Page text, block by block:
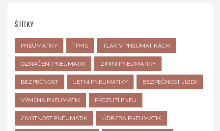
ŠTÍTKY
PNEUMATIKY TPMS TLAK V PNEUMATIKÁCH
OZNAČENÍ PNEUMATIK ZIMNÍ PNEUMATIKY
BEZPEČNOST LETNÍ PNEUMATIKY BEZPEČNOST JÍZDY
VÝMĚNA PNEUMATIK PŘEZUTÍ PNEU
ŽIVOTNOST PNEUMATIK ÚDRŽBA PNEUMATIK